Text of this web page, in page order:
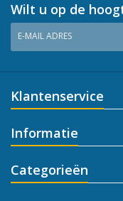
Wilt u op de
E-MAIL ADRES
Klantenservice
Informatie
Categorieën